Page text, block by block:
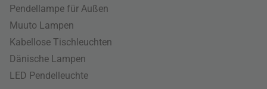
Pendellampe für Außen
Muuto Lampen
Kabellose Tischleuchten
Dänische Lampen
LED Pendelleuchte